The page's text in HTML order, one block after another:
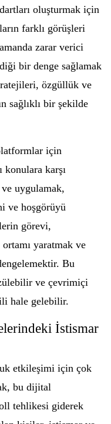
oluşturmak için
farklı görüşleri
zarar verici
bir denge sağlamak
özgüllük ve
sağlıklı bir şekilde
için
konulara karşı
uygulamak,
ve hoşgörüyü
görevi,
yaratmak ve
Bu
ve çevrimiçi
hale gelebilir.
İstismar
etkileşimi için çok
bu dijital
tehlikesi giderek